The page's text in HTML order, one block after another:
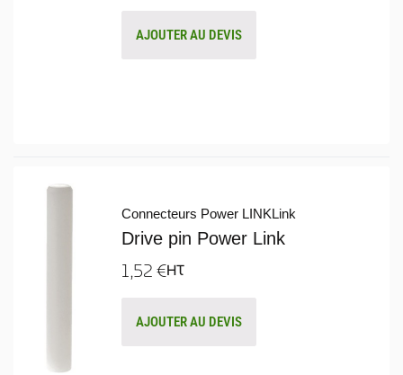
AJOUTER AU DEVIS
Connecteurs Power LINKLink
Drive pin Power Link
1,52€HT
AJOUTER AU DEVIS